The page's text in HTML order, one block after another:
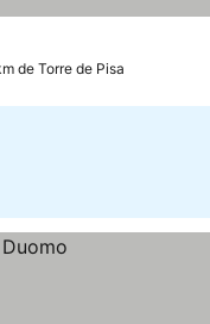
de Torre de Pisa